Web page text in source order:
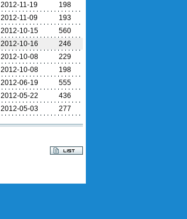
2012-11-19
198
2012-11-09
193
2012-10-15
560
2012-10-16
246
2012-10-08
229
2012-10-08
198
2012-06-19
555
2012-05-22
436
2012-05-03 277